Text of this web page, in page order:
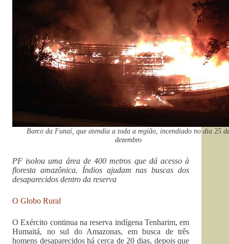
Barco da Funai, que atendia a toda a região, incendiado no dia 25
dezembro
PF isolou uma área de 400 metros que dá acesso à
floresta amazônica. Índios ajudam nas buscas dos
desaparecidos dentro da reserva
O Globo Rural
O Exército continua na reserva indígena Tenharim, em
Humaitá, no sul do Amazonas, em busca de três
homens desaparecidos há cerca de 20 dias, depois que